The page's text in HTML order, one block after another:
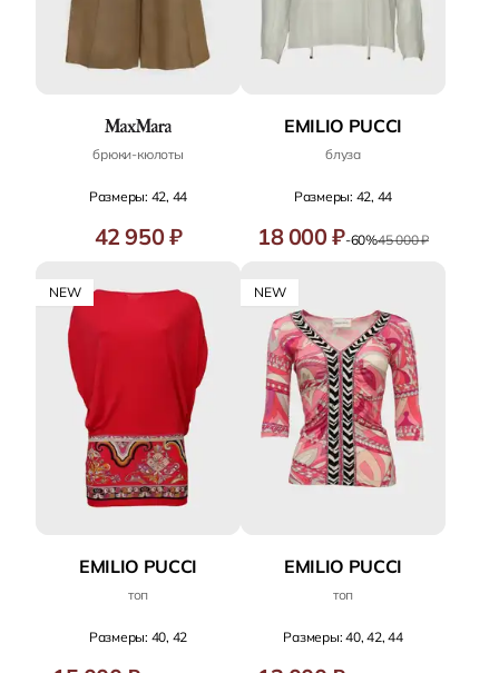
брюки‑кюлоты
Размеры: 42, 44
42 950 ₽
EMILIO PUCCI
блуза
Размеры: 42, 44
18 000 ₽-60%45 000 ₽
NEW
EMILIO PUCCI
топ
Размеры: 40, 42
NEW
EMILIO PUCCI
топ
Размеры: 40, 42, 44